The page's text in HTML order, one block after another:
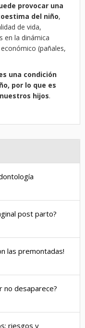
provocar una
del niño,
de vida,
en la dinámica
(pañales,
una condición
por lo que es
hijos.
post parto?
las premontadas!
no desaparece?
riesgos y